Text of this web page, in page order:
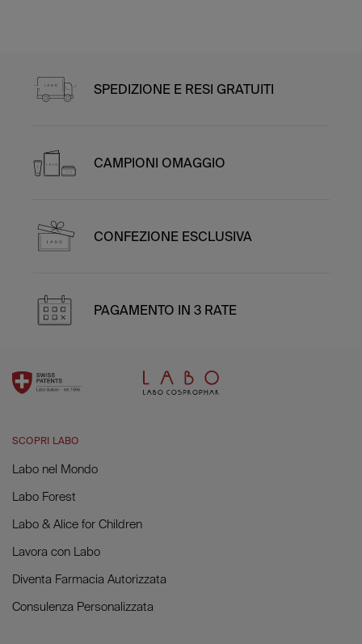
SPEDIZIONE E RESI GRATUITI
CAMPIONI OMAGGIO
CONFEZIONE ESCLUSIVA
PAGAMENTO IN 3 RATE
SCOPRI LABO
Labo nel Mondo
Labo Forest
Labo & Alice for Children
Lavora con Labo
Diventa Farmacia Autorizzata
Consulenza Personalizzata